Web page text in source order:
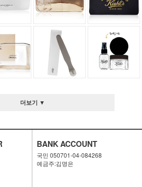
더보기 ▼
BANK ACCOUNT
국민 050701-04-084268
예금주:김명은